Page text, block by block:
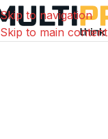
Skip to navigation
Skip to main content